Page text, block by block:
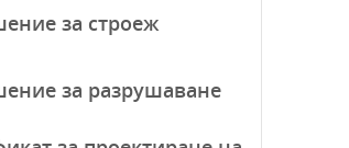
за строеж
за разрушаване